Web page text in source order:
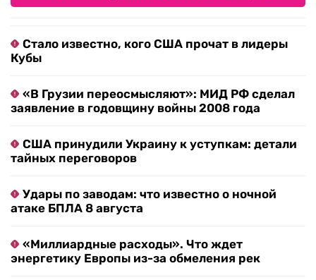
Стало известно, кого США прочат в лидеры
Кубы
«В Грузии переосмысляют»: МИД РФ сделал
заявление в годовщину войны 2008 года
США принудили Украину к уступкам: детали
тайных переговоров
Удары по заводам: что известно о ночной
атаке БПЛА 8 августа
«Миллиардные расходы». Что ждет
энергетику Европы из-за обмеления рек